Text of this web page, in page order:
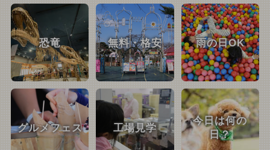
恐竜 無料・格安 雨の日OK
グルメフェス 工場見学
今日は何の
日？